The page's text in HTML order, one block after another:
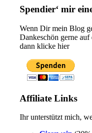
Spendier‘ mir
Wenn Dir mein Blog
Dankeschön gerne
dann klicke hier
Affiliate Links
Ihr unterstützt mich,